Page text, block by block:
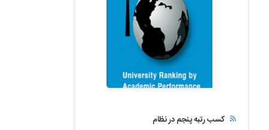
کسب رتبه پنجم در نظام